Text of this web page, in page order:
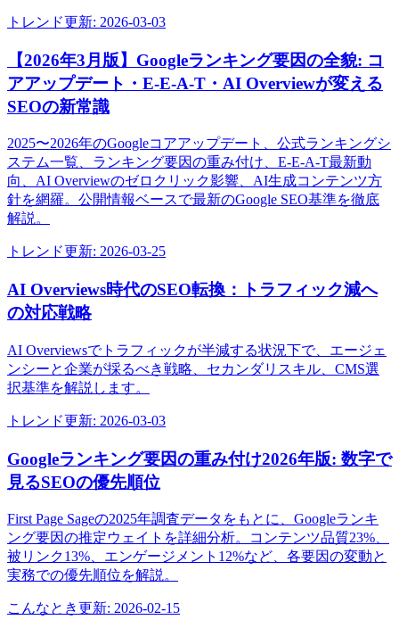
トレンド更新: 2026-03-03
【2026年3月版】Googleランキング要因の全貌: コ
アアップデート・E-E-A-T・AI Overviewが変える
SEOの新常識
2025〜2026年のGoogleコアアップデート、公式ランキングシ
ステム一覧、ランキング要因の重み付け、E-E-A-T最新動
向、AI Overviewのゼロクリック影響、AI生成コンテンツ方
針を網羅。公開情報ベースで最新のGoogle SEO基準を徹底
解説。
トレンド更新: 2026-03-25
AI Overviews時代のSEO転換：トラフィック減へ
の対応戦略
AI Overviewsでトラフィックが半減する状況下で、エージェ
ンシーと企業が採るべき戦略、セカンダリスキル、CMS選
択基準を解説します。
トレンド更新: 2026-03-03
Googleランキング要因の重み付け2026年版: 数字で
見るSEOの優先順位
First Page Sageの2025年調査データをもとに、Googleランキ
ング要因の推定ウェイトを詳細分析。コンテンツ品質23%、
被リンク13%、エンゲージメント12%など、各要因の変動と
実務での優先順位を解説。
こんなとき更新: 2026-02-15